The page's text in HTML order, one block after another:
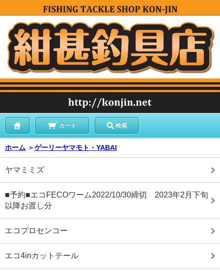
カート 検索
ホーム ＞ゲーリーヤマモト・YABAI
ヤマミミズ
■予約■エコFECOワーム2022/10/30締切 2023年2月下旬
以降お渡し分
エコプロセンコー
エコ4inカットテール